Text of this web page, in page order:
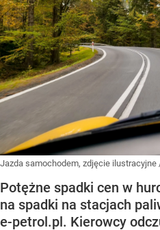
Jazda samochodem, zdjęcie ilustracyjne
Potężne spadki cen w
na spadki na stacjach
e-petrol.pl. Kierowcy